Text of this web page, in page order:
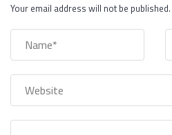
Your email address will not be